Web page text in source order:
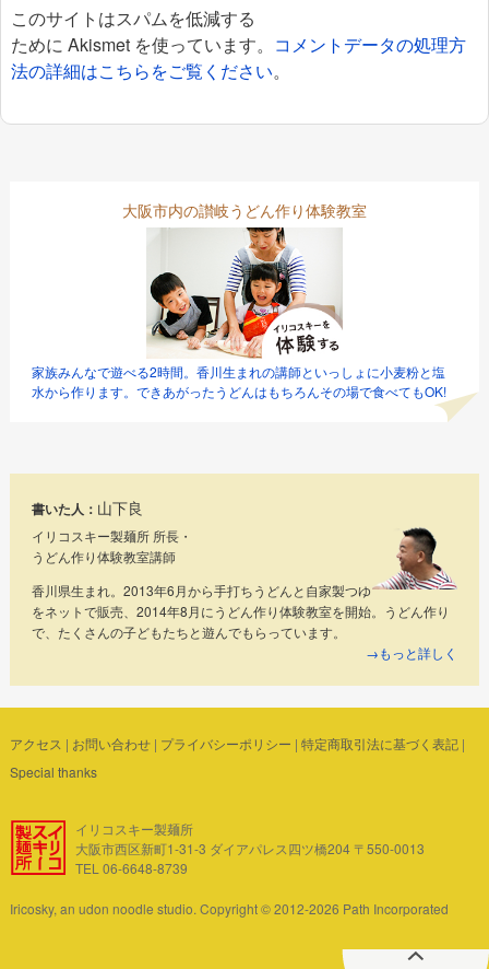
このサイトはスパムを低減する
ために Akismet を使っています。 コメントデータの処理方
法の詳細はこちらをご覧ください。
大阪市内の讃岐うどん作り体験教室
家族みんなで遊べる2時間。香川生まれの講師といっしょに小麦粉と塩
水から作ります。できあがったうどんはもちろんその場で食べてもOK!
書いた人： 山下良
イリコスキー製麺所 所長・
うどん作り体験教室講師
香川県生まれ。2013年6月から手打ちうどんと自家製つゆ
をネットで販売、2014年8月にうどん作り体験教室を開始。うどん作り
で、たくさんの子どもたちと遊んでもらっています。
→もっと詳しく
アクセス | お問い合わせ| プライバシーポリシー | 特定商取引法に基づく表記|
Special thanks
イリコスキー製麺所
大阪市西区新町1-31-3 ダイアパレス四ツ橋204 〒550-0013
TEL 06-6648-8739
Iricosky, an udon noodle studio. Copyright © 2012-2026 Path Incorporated